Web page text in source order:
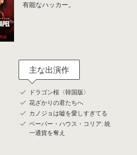
有能なハッカー。
主な出演作
ドラゴン桜〈韓国版〉
花ざかりの君たちへ
カノジョは嘘を愛しすぎてる
ペーパー・ハウス・コリア: 統
一通貨を奪え